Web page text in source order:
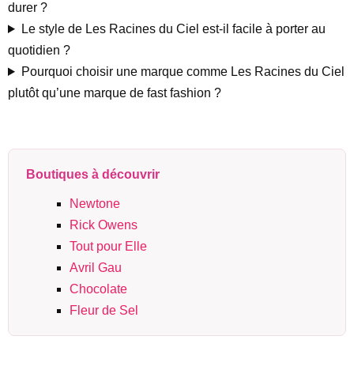
durer ?
Le style de Les Racines du Ciel est-il facile à porter au
quotidien ?
Pourquoi choisir une marque comme Les Racines du Ciel
plutôt qu’une marque de fast fashion ?
Boutiques à découvrir
Newtone
Rick Owens
Tout pour Elle
Avril Gau
Chocolate
Fleur de Sel